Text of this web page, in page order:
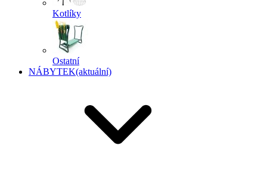
Kotlíky
Ostatní
NÁBYTEK(aktuální)